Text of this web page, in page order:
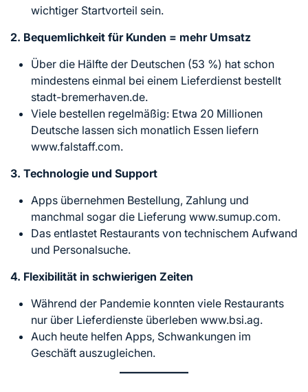
wichtiger Startvorteil sein.
2. Bequemlichkeit für Kunden = mehr Umsatz
Über die Hälfte der Deutschen (53 %) hat schon
mindestens einmal bei einem Lieferdienst bestellt
stadt-bremerhaven.de.
Viele bestellen regelmäßig: Etwa 20 Millionen
Deutsche lassen sich monatlich Essen liefern
www.falstaff.com.
3. Technologie und Support
Apps übernehmen Bestellung, Zahlung und
manchmal sogar die Lieferung www.sumup.com.
Das entlastet Restaurants von technischem Aufwand
und Personalsuche.
4. Flexibilität in schwierigen Zeiten
Während der Pandemie konnten viele Restaurants
nur über Lieferdienste überleben www.bsi.ag.
Auch heute helfen Apps, Schwankungen im
Geschäft auszugleichen.